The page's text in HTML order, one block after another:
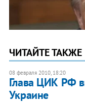
ЧИТАЙТЕ ТАКЖЕ
08 февраля 2010, 18:20
Глава ЦИК РФ
Украине